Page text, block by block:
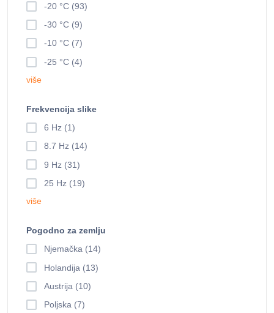
-20 °C (93)
-30 °C (9)
-10 °C (7)
-25 °C (4)
više
Frekvencija slike
6 Hz (1)
8.7 Hz (14)
9 Hz (31)
25 Hz (19)
više
Pogodno za zemlju
Njemačka (14)
Holandija (13)
Austrija (10)
Poljska (7)